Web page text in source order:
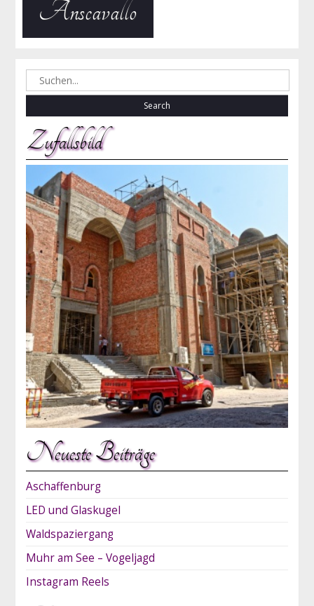
Anscavallo
Search
for:
Zufallsbild
Neueste Beiträge
Aschaffenburg
LED und Glaskugel
Waldspaziergang
Muhr am See – Vogeljagd
Instagram Reels